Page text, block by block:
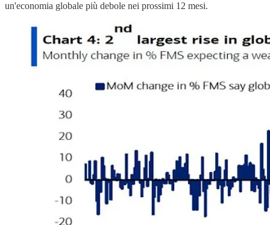
un'economia globale più debole nei prossimi 12 mesi.